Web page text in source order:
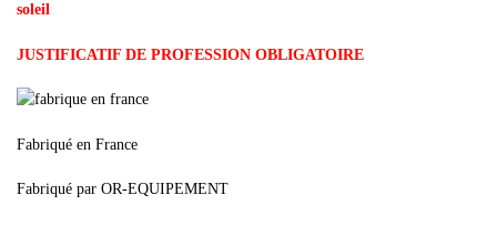
soleil
JUSTIFICATIF DE PROFESSION OBLIGATOIRE
Fabriqué en France
Fabriqué par OR-EQUIPEMENT